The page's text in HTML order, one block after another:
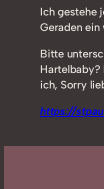
Ich gestehe
Geraden ein
Bitte
Hartelbaby?
ich, Sorry
https://